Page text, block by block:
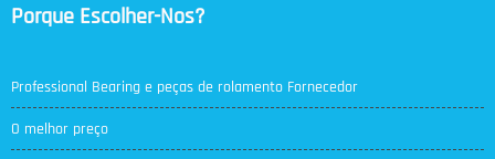
Porque Escolher-Nos?
Professional Bearing e peças de rolamento Fornecedor
O melhor preço